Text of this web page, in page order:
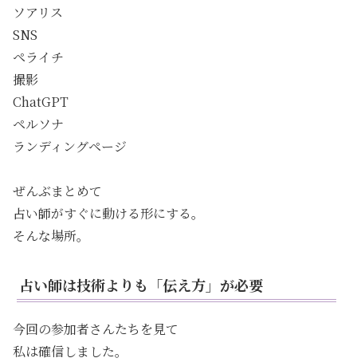
ソアリス
SNS
ペライチ
撮影
ChatGPT
ペルソナ
ランディングページ
ぜんぶまとめて
占い師がすぐに動ける形にする。
そんな場所。
占い師は技術よりも「伝え方」が必要
今回の参加者さんたちを見て
私は確信しました。